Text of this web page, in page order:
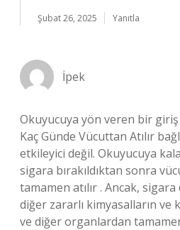
Şubat 26, 2025 Yanıtla
İpek
Okuyucuya yön veren bir
Kaç Günde Vücuttan Atılır
etkileyici değil. Okuyucuya
sigara bırakıldıktan sonra
tamamen atılır . Ancak,
diğer zararlı kimyasalların ve
ve diğer organlardan